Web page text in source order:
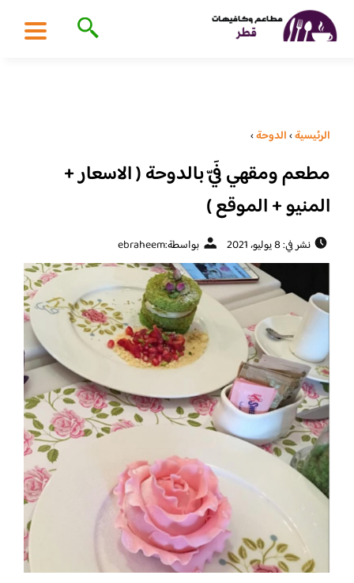
الرئيسية›الدوحة›
مطعم ومقهي فَيّ بالدوحة ( الاسعار +
المنيو + الموقع )
نشر في: 8 يوليو، 2021 بواسطة:ebraheem